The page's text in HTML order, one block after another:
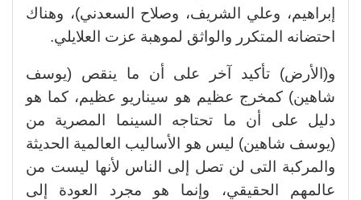
إبراهيم، وعلي الشريف، وصلاح السعدني)، وهناك
احتضانه المتكرر والواثق لموهبة عزت العلايلي.
و(الأرض) تأكيد آخر على أن ما ينقص (يوسف
شاهين) كمخرج عظيم هو سيناريو عظيم، كما هو
دليل على أن ما تحتاجه السينما المصرية من
(يوسف شاهين) ليس هو الأساليب العالمية الحديثة
والمركبة التى لن تصل إلى الناس لأنها ليست من
عالمهم الحقيقي، وإنما هو مجرد العودة إلى